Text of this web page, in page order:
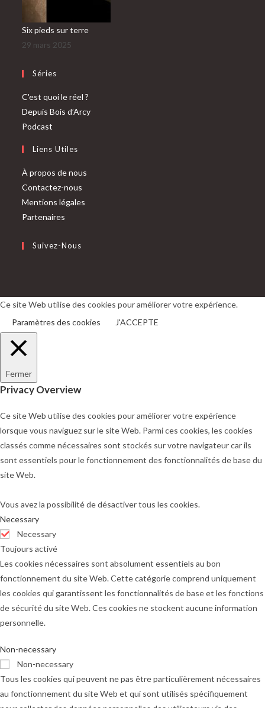
Six pieds sur terre
29 mars 2025
Séries
C'est quoi le réel ?
Depuis Bois d’Arcy
Podcast
Liens Utiles
À propos de nous
Contactez-nous
Mentions légales
Partenaires
Suivez-Nous
un
onglet
un
onglet
Ce site Web utilise des cookies pour améliorer votre expérience.
Paramètres des cookies
J'ACCEPTE
Fermer
Privacy Overview
Ce site Web utilise des cookies pour améliorer votre expérience
lorsque vous naviguez sur le site Web. Parmi ces cookies, les cookies
classés comme nécessaires sont stockés sur votre navigateur car ils
sont essentiels pour le fonctionnement des fonctionnalités de base du
site Web.
Vous avez la possibilité de désactiver tous les cookies.
Necessary
Necessary
Toujours activé
Les cookies nécessaires sont absolument essentiels au bon
fonctionnement du site Web. Cette catégorie comprend uniquement
les cookies qui garantissent les fonctionnalités de base et les fonctions
de sécurité du site Web. Ces cookies ne stockent aucune information
personnelle.
Non-necessary
Non-necessary
Tous les cookies qui peuvent ne pas être particulièrement nécessaires
au fonctionnement du site Web et qui sont utilisés spécifiquement